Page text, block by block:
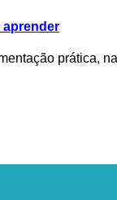
aprender
prática,